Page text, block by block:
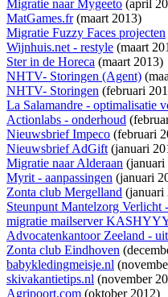
Migratie naar Mygeeto (april
MatGames.fr(maart 2013)
Migratie Fuzzy Faces projecten
Wijnhuis.net - restyle (maart
Ster in de Horeca (maart 2013)
NHTV- Storingen (Agent)
NHTV- Storingen (februari
La Salamandre - optimalisatie
Actionlabs - onderhoud
Nieuwsbrief Impeco (februari
Nieuwsbrief AdGift(januari
Migratie naar Alderaan (januari
Myrit - aanpassingen (januari
Zonta club Mergelland (januari
Steunpunt Mantelzorg Verlicht
migratie mailserver
Advocatenkantoor Zeeland -
Zonta club Eindhoven
babykledingmeisje.nl
skivakantietips.nl (november
Agripoort.com (oktober 2012)